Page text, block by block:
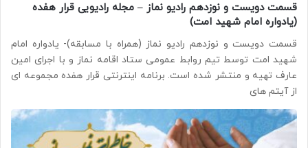
قسمت دویست و نوزدهم رادیو نماز – مجله رادیویی قرار هفده
(یادواره امام شهید امت)
قسمت دویست و نوزدهم رادیو نماز (همراه با مسابقه)- یادواره امام
شهید امت توسط تیم روابط عمومی ستاد اقامه نماز و با اجرای امین
عارف تهیه و منتشر شده است. برنامه اینترنتی قرار هفده مجموعه ای
از آیتم های